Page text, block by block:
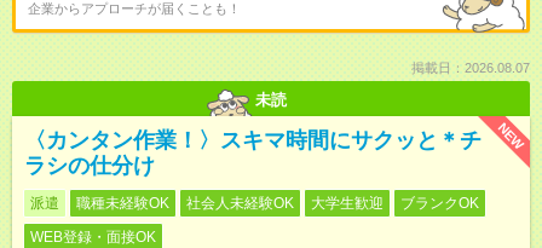
企業からアプローチが届くことも！
掲載日：2026.08.07
未読
NEW
〈カンタン作業！〉スキマ時間にサクッと＊チ
ラシの仕分け
派遣 職種未経験OK 社会人未経験OK 大学生歓迎
ブランクOK
WEB登録・面接OK